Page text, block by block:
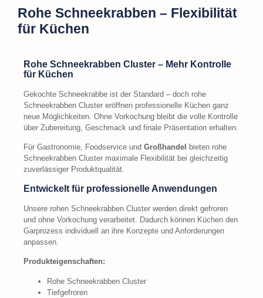
Rohe Schneekrabben – Flexibilität
für Küchen
Rohe Schneekrabben Cluster – Mehr Kontrolle
für Küchen
Gekochte Schneekrabbe ist der Standard – doch rohe
Schneekrabben Cluster eröffnen professionelle Küchen ganz
neue Möglichkeiten. Ohne Vorkochung bleibt die volle Kontrolle
über Zubereitung, Geschmack und finale Präsentation erhalten.
Für Gastronomie, Foodservice und Großhandel
bieten rohe
Schneekrabben Cluster maximale Flexibilität bei gleichzeitig
zuverlässiger Produktqualität.
Entwickelt für professionelle Anwendungen
Unsere rohen Schneekrabben Cluster werden direkt gefroren
und ohne Vorkochung verarbeitet. Dadurch können Küchen den
Garprozess individuell an ihre Konzepte und Anforderungen
anpassen.
Produkteigenschaften:
Rohe Schneekrabben Cluster
Tiefgefroren